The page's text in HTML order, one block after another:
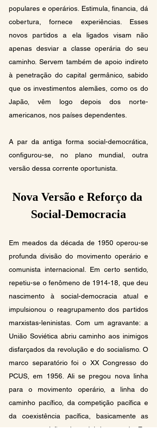
populares e operários. Estimula, financia, dá
cobertura, fornece experiências. Esses
novos partidos a ela ligados visam não
apenas desviar a classe operária do seu
caminho. Servem também de apoio indireto
à penetração do capital germânico, sabido
que os investimentos alemães, como os do
Japão, vêm logo depois dos norte-
americanos, nos países dependentes.
A par da antiga forma social-democrática,
configurou-se, no plano mundial, outra
versão dessa corrente oportunista.
Nova Versão e Reforço da
Social-Democracia
Em meados da década de 1950 operou-se
profunda divisão do movimento operário e
comunista internacional. Em certo sentido,
repetiu-se o fenômeno de 1914-18, que deu
nascimento à social-democracia atual e
impulsionou o reagrupamento dos partidos
marxistas-leninistas. Com um agravante: a
União Soviética abriu caminho aos inimigos
disfarçados da revolução e do socialismo. O
marco separatório foi o XX Congresso do
PCUS, em 1956. Ali se pregou nova linha
para o movimento operário, a linha do
caminho pacífico, da competição pacífica e
da coexistência pacífica, basicamente as
mesmas posições da social-democracia. Em